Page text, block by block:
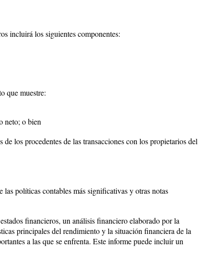
incluirá los siguientes componentes:
que muestre:
neto; o bien
los procedentes de las transacciones con los propietarios del
las políticas contables más significativas y otras notas
financieros, un análisis financiero elaborado por la
principales del rendimiento y la situación financiera de la
a las que se enfrenta. Este informe puede incluir un